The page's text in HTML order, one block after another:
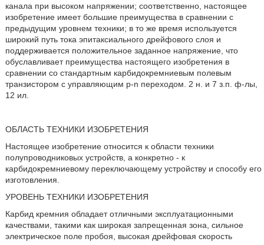
канала при высоком напряжении; соответственно, настоящее
изобретение имеет большие преимущества в сравнении с
предыдущим уровнем техники; в то же время используется
широкий путь тока эпитаксиального дрейфового слоя и
поддерживается положительное заданное напряжение, что
обуславливает преимущества настоящего изобретения в
сравнении со стандартным карбидокремниевым полевым
транзистором с управляющим р-n переходом. 2 н. и 7 з.п. ф-лы,
12 ил.
ОБЛАСТЬ ТЕХНИКИ ИЗОБРЕТЕНИЯ
Настоящее изобретение относится к области техники
полупроводниковых устройств, а конкретно - к
карбидокремниевому переключающему устройству и способу его
изготовления.
УРОВЕНЬ ТЕХНИКИ ИЗОБРЕТЕНИЯ
Карбид кремния обладает отличными эксплуатационными
качествами, такими как широкая запрещенная зона, сильное
электрическое поле пробоя, высокая дрейфовая скорость